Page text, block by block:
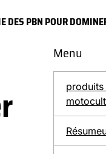
DES PBN POUR
Menu
produits